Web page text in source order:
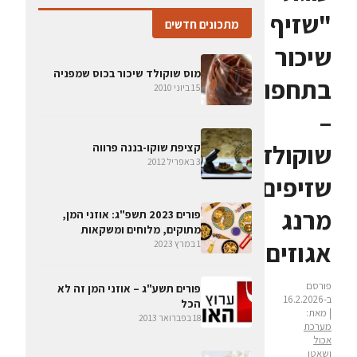
"שזיף
שיכור
בתחפושת"
–
שוקולד,
שזיפים,
מרנג
אגוזים
פורסם
ב-16.2.2026
| מאת:
מערכת
אכול
ושאטו
מתכונים חדשים
מוס שוקולד שיכור בכוס שמפניה
15 ביוני 2010
קציפת שוקו-בננה פרווה
3 באפריל 2012
פורים 2023 תשפ"ג: אוזני המן,
מתוקים, מלוחים ומשקאות
1 במרץ 2023
פורים תשע"ג – אוזני המן זה לא
הכל
18 בפברואר 2013